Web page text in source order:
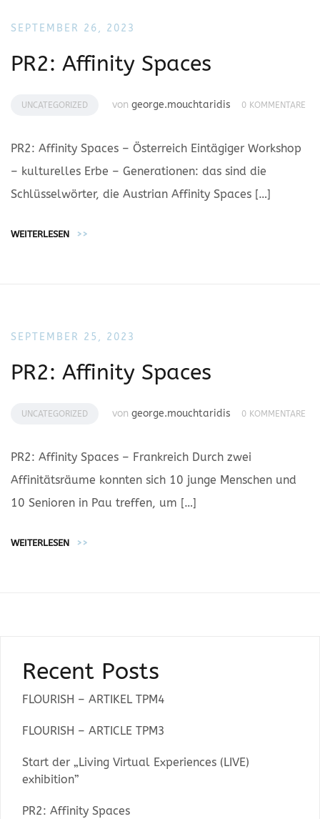
SEPTEMBER 26, 2023
PR2: Affinity Spaces
UNCATEGORIZED von george.mouchtaridis 0 KOMMENTARE
PR2: Affinity Spaces – Österreich Eintägiger Workshop
– kulturelles Erbe – Generationen: das sind die
Schlüsselwörter, die Austrian Affinity Spaces […]
WEITERLESEN >>
SEPTEMBER 25, 2023
PR2: Affinity Spaces
UNCATEGORIZED von george.mouchtaridis 0 KOMMENTARE
PR2: Affinity Spaces – Frankreich Durch zwei
Affinitätsräume konnten sich 10 junge Menschen und
10 Senioren in Pau treffen, um […]
WEITERLESEN >>
Recent Posts
FLOURISH – ARTIKEL TPM4
FLOURISH – ARTICLE TPM3
Start der „Living Virtual Experiences (LIVE)
exhibition”
PR2: Affinity Spaces